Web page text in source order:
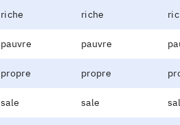
riche riche
pauvre pauvre
propre propre
sale sale